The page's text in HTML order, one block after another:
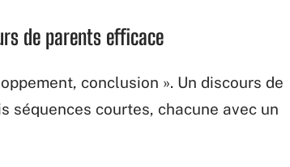
de parents efficace
conclusion ». Un discours de
séquences courtes, chacune avec un